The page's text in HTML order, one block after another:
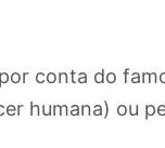
conta do
humana) ou